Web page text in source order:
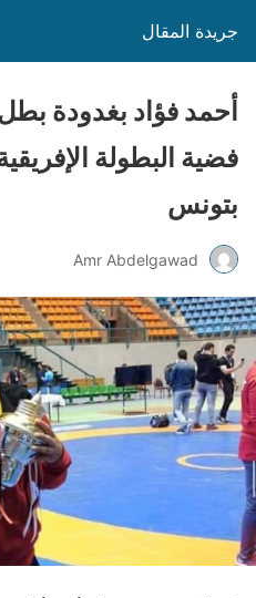
جريدة المقال
أحمد فؤاد بغدودة
فضية البطولة
بتونس
Amr Abdelgawad